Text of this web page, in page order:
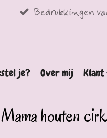
Bedrukkingen
je? Over mij Klant
Mama houten